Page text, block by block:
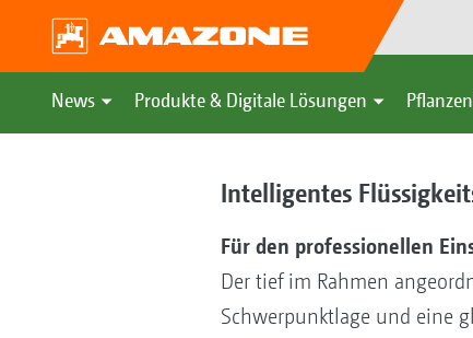
News Produkte & Digitale Lösungen
Intelligentes
Für den professionellen
Der tief im Rahmen
Schwerpunktlage und eine